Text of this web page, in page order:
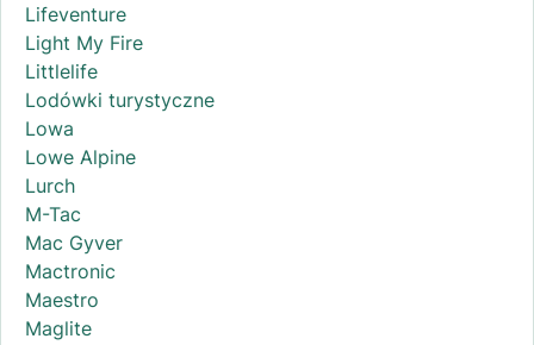
Lifeventure
Light My Fire
Littlelife
Lodówki turystyczne
Lowa
Lowe Alpine
Lurch
M-Tac
Mac Gyver
Mactronic
Maestro
Maglite